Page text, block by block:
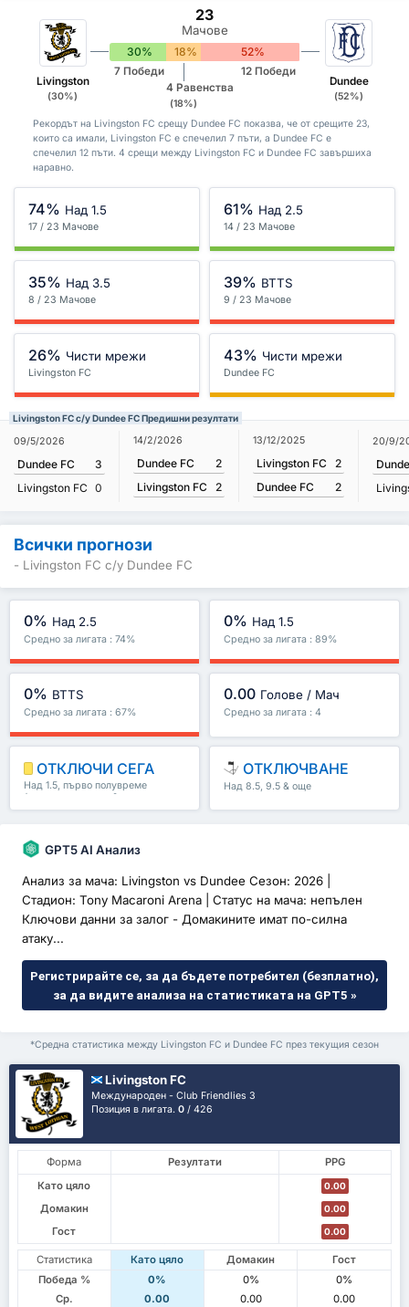
Livingston
(30%)
23
Мачове
30% 18% 52%
7 Победи
4 Равенства
(18%)
12 Победи
Dundee
(52%)
Рекордът на Livingston FC срещу Dundee FC показва, че от срещите 23,
които са имали, Livingston FC е спечелил 7 пъти, а Dundee FC е
спечелил 12 пъти. 4 срещи между Livingston FC и Dundee FC завършиха
наравно.
74% Над 1.5
17 / 23 Мачове
61% Над 2.5
14 / 23 Мачове
35% Над 3.5
8 / 23 Мачове
39% BTTS
9 / 23 Мачове
26% Чисти мрежи
Livingston FC
43% Чисти мрежи
Dundee FC
Livingston FC с/у Dundee FC Предишни резултати
09/5/2026
Dundee FC
3
Livingston FC 0
14/2/2026
Dundee FC
2
Livingston FC
2
13/12/2025
Livingston FC
2
Dundee FC
2
20/9/
Всички прогнози
- Livingston FC с/у Dundee FC
0% Над 2.5
Средно за лигата : 74%
0% Над 1.5
Средно за лигата : 89%
0% BTTS
Средно за лигата : 67%
0.00 Голове / Мач
Средно за лигата : 4
ОТКЛЮЧИ СЕГА
Над 1.5, първо полувреме
/второ полувреме & още
ОТКЛЮЧВАНЕ
Над 8.5, 9.5 & още
GPT5 AI Анализ
Анализ за мача: Livingston vs Dundee Сезон: 2026 |
Стадион: Tony Macaroni Arena | Статус на мача: непълен
Ключови данни за залог - Домакините имат по-силна
атаку...
Регистрирайте се, за да бъдете потребител (безплатно),
за да видите анализа на статистиката на GPT5 »
*Средна статистика между Livingston FC и Dundee FC през текущия сезон
Livingston FC
Международен - Club Friendlies 3
Позиция в лигата.0 / 426
Форма Резултати
PPG
Като цяло
0.00
Домакин 0.00
Гост 0.00
Статистика Като цяло Домакин
Гост
Победа %
0% 0%
0%
Ср.
0.00 0.00
0.00